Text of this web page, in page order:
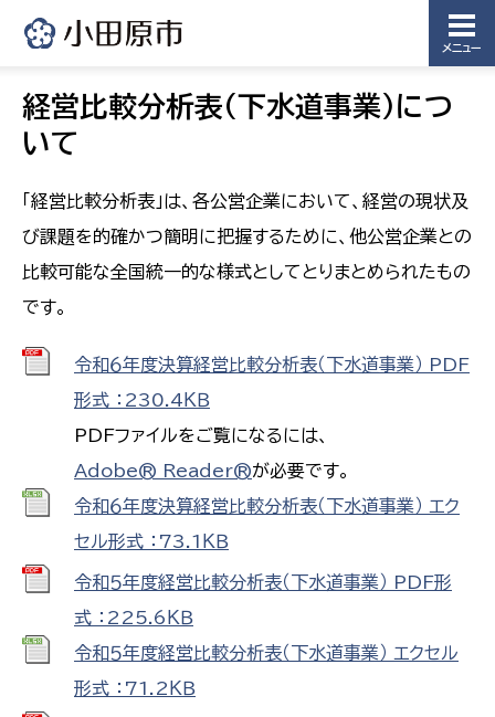
メニュー
経営比較分析表(下水道事業)につ
いて
「経営比較分析表」は、各公営企業において、経営の現状及
び課題を的確かつ簡明に把握するために、他公営企業との
比較可能な全国統一的な様式としてとりまとめられたもの
です。
令和６年度決算経営比較分析表（下水道事業） PDF
形式 ：230.4ＫＢ
PDFファイルをご覧になるには、
Adobe® Reader®が必要です。
令和６年度決算経営比較分析表（下水道事業） エク
セル形式 ：73.1ＫＢ
令和５年度経営比較分析表（下水道事業） PDF形
式 ：225.6ＫＢ
令和５年度経営比較分析表（下水道事業） エクセル
形式 ：71.2ＫＢ